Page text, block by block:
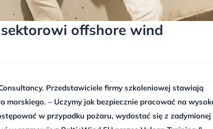
offshore wind
Przedstawiciele firmy szkoleniowej stawiają
– Uczymy jak bezpiecznie pracować na
w przypadku pożaru, wydostać się z zadymionej